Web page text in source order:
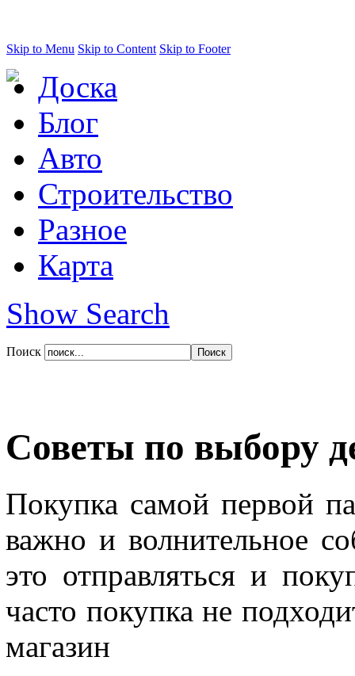
Skip to Menu Skip to Content Skip to Footer
Доска
Блог
Авто
Строительство
Разное
Карта
Show Search
Поиск
Cоветы по выбору
Покупка самой первой
важно и волнительное
это отправляться и
часто покупка не
магазин